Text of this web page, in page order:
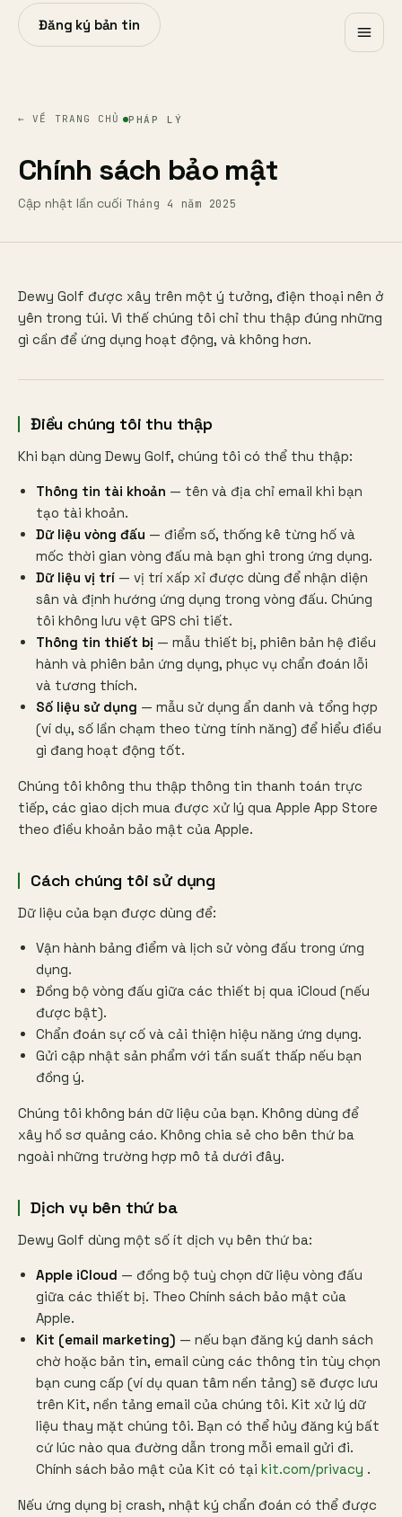
Đăng ký bản tin
← VỀ TRANG CHỦ PHÁP LÝ
Chính sách bảo mật
Cập nhật lần cuối Tháng 4 năm 2025
Dewy Golf được xây trên một ý tưởng, điện thoại nên ở
yên trong túi. Vì thế chúng tôi chỉ thu thập đúng những
gì cần để ứng dụng hoạt động, và không hơn.
Điều chúng tôi thu thập
Khi bạn dùng Dewy Golf, chúng tôi có thể thu thập:
Thông tin tài khoản — tên và địa chỉ email khi bạn
tạo tài khoản.
Dữ liệu vòng đấu — điểm số, thống kê từng hố và
mốc thời gian vòng đấu mà bạn ghi trong ứng dụng.
Dữ liệu vị trí — vị trí xấp xỉ được dùng để nhận diện
sân và định hướng ứng dụng trong vòng đấu. Chúng
tôi không lưu vệt GPS chi tiết.
Thông tin thiết bị — mẫu thiết bị, phiên bản hệ điều
hành và phiên bản ứng dụng, phục vụ chẩn đoán lỗi
và tương thích.
Số liệu sử dụng — mẫu sử dụng ẩn danh và tổng hợp
(ví dụ, số lần chạm theo từng tính năng) để hiểu điều
gì đang hoạt động tốt.
Chúng tôi không thu thập thông tin thanh toán trực
tiếp, các giao dịch mua được xử lý qua Apple App Store
theo điều khoản bảo mật của Apple.
Cách chúng tôi sử dụng
Dữ liệu của bạn được dùng để:
Vận hành bảng điểm và lịch sử vòng đấu trong ứng
dụng.
Đồng bộ vòng đấu giữa các thiết bị qua iCloud (nếu
được bật).
Chẩn đoán sự cố và cải thiện hiệu năng ứng dụng.
Gửi cập nhật sản phẩm với tần suất thấp nếu bạn
đồng ý.
Chúng tôi không bán dữ liệu của bạn. Không dùng để
xây hồ sơ quảng cáo. Không chia sẻ cho bên thứ ba
ngoài những trường hợp mô tả dưới đây.
Dịch vụ bên thứ ba
Dewy Golf dùng một số ít dịch vụ bên thứ ba:
Apple iCloud — đồng bộ tuỳ chọn dữ liệu vòng đấu
giữa các thiết bị. Theo Chính sách bảo mật của
Apple.
Kit (email marketing) — nếu bạn đăng ký danh sách
chờ hoặc bản tin, email cùng các thông tin tùy chọn
bạn cung cấp (ví dụ quan tâm nền tảng) sẽ được lưu
trên Kit, nền tảng email của chúng tôi. Kit xử lý dữ
liệu thay mặt chúng tôi. Bạn có thể hủy đăng ký bất
cứ lúc nào qua đường dẫn trong mỗi email gửi đi.
Chính sách bảo mật của Kit có tại kit.com/privacy .
Nếu ứng dụng bị crash, nhật ký chẩn đoán có thể được